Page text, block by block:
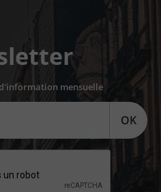
mensuelle
OK